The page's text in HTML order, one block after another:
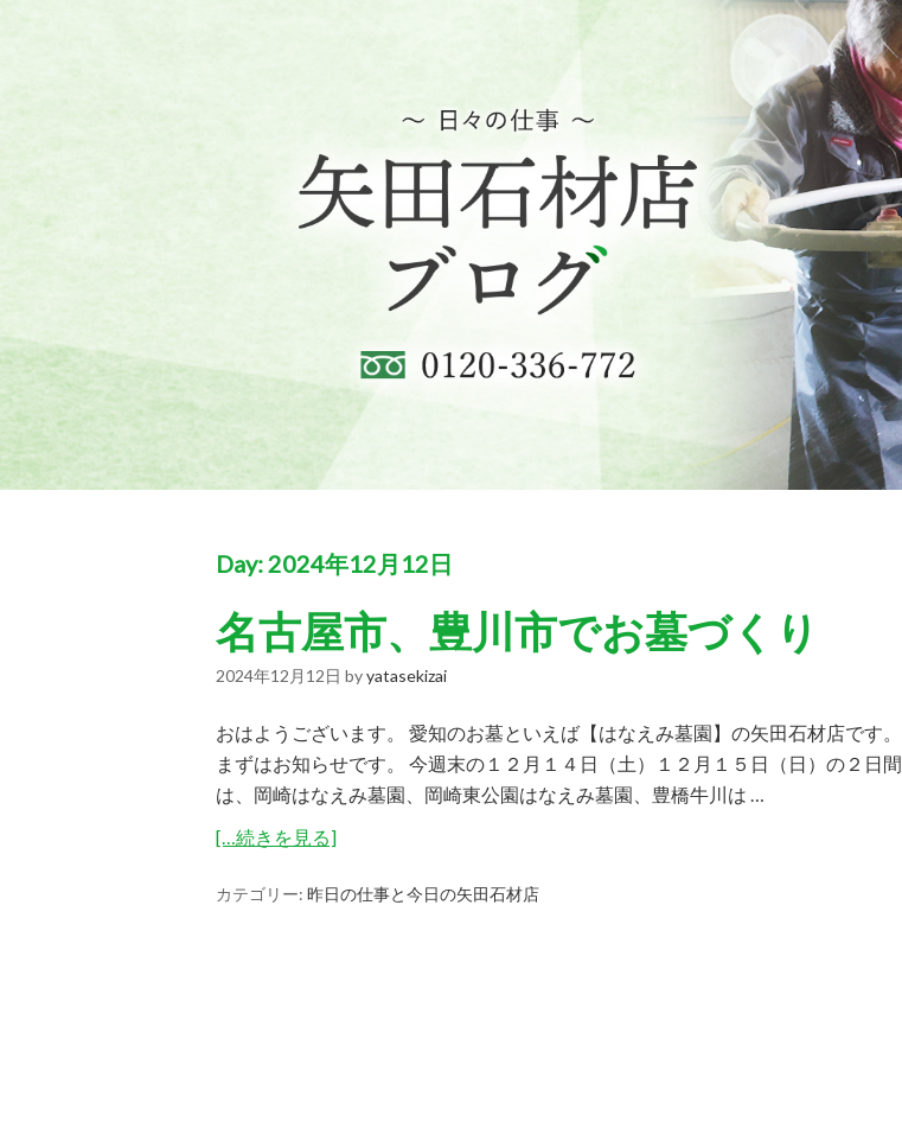
Day:2024年12月12日
名古屋市、豊川市でお墓づくり
2024年12月12日 byyatasekizai
おはようございます。 愛知のお墓といえば【はなえみ墓園】の矢田石材店です。
まずはお知らせです。 今週末の１２月１４日（土）１２月１５日（日）の２日間
は、岡崎はなえみ墓園、岡崎東公園はなえみ墓園、豊橋牛川は …
[…続きを見る]
カテゴリー: 昨日の仕事と今日の矢田石材店